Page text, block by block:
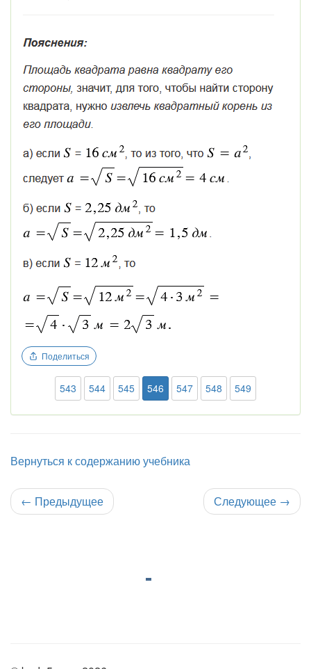
Поделиться
543 544 545 546 547 548 549
Вернуться к содержанию учебника
← Предыдущее Следующее →